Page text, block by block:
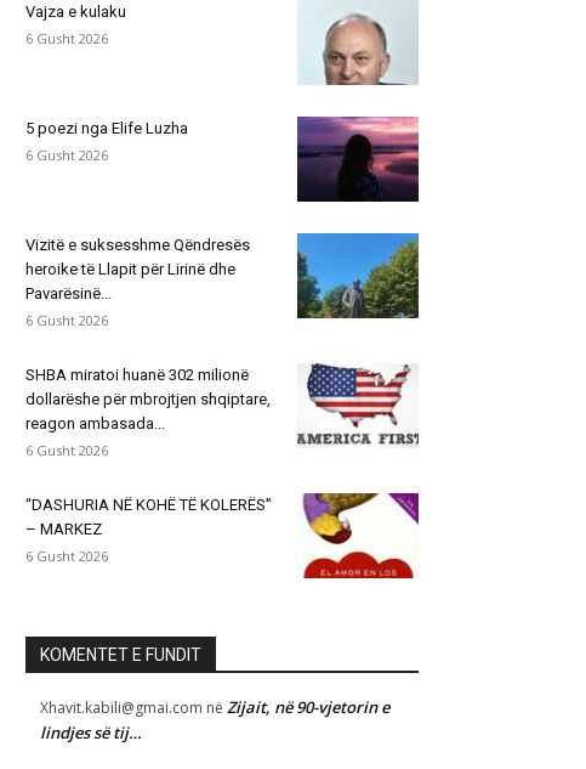
Vajza e kulaku
6 Gusht 2026
5 poezi nga Elife Luzha
6 Gusht 2026
Vizitë e suksesshme Qëndresës
heroike të Llapit për Lirinë dhe
Pavarësinë...
6 Gusht 2026
SHBA miratoi huanë 302 milionë
dollarëshe për mbrojtjen shqiptare,
reagon ambasada...
6 Gusht 2026
“DASHURIA NË KOHË TË KOLERËS”
– MARKEZ
6 Gusht 2026
KOMENTET E FUNDIT
Xhavit.kabili@gmai.com në Zijait, në 90-vjetorin e
lindjes së tij…